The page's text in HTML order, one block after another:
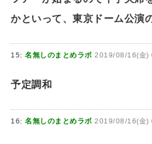
かといって、東京ドーム公演
15: 名無しのまとめラボ 2019/08/16(金)
予定調和
16: 名無しのまとめラボ 2019/08/16(金)